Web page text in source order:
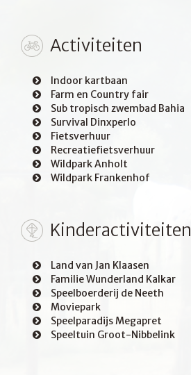
Activiteiten
Indoor kartbaan
Farm en Country fair
Sub tropisch zwembad Bahia
Survival Dinxperlo
Fietsverhuur
Recreatiefietsverhuur
Wildpark Anholt
Wildpark Frankenhof
Kinderactiviteiten
Land van Jan Klaasen
Familie Wunderland Kalkar
Speelboerderij de Neeth
Moviepark
Speelparadijs Megapret
Speeltuin Groot-Nibbelink